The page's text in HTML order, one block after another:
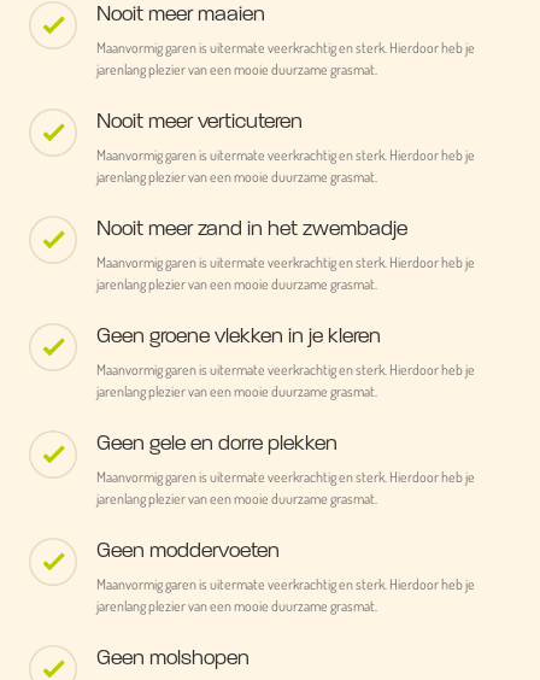
Nooit meer maaien
Maanvormig garen is uitermate veerkrachtig en sterk. Hierdoor heb je
jarenlang plezier van een mooie duurzame grasmat.
Nooit meer verticuteren
Maanvormig garen is uitermate veerkrachtig en sterk. Hierdoor heb je
jarenlang plezier van een mooie duurzame grasmat.
Nooit meer zand in het zwembadje
Maanvormig garen is uitermate veerkrachtig en sterk. Hierdoor heb je
jarenlang plezier van een mooie duurzame grasmat.
Geen groene vlekken in je kleren
Maanvormig garen is uitermate veerkrachtig en sterk. Hierdoor heb je
jarenlang plezier van een mooie duurzame grasmat.
Geen gele en dorre plekken
Maanvormig garen is uitermate veerkrachtig en sterk. Hierdoor heb je
jarenlang plezier van een mooie duurzame grasmat.
Geen moddervoeten
Maanvormig garen is uitermate veerkrachtig en sterk. Hierdoor heb je
jarenlang plezier van een mooie duurzame grasmat.
Geen molshopen